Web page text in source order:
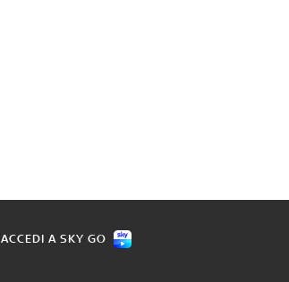
ACCEDI A SKY GO